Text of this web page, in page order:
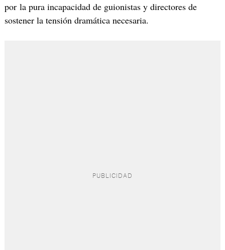
por la pura incapacidad de guionistas y directores de
sostener la tensión dramática necesaria.